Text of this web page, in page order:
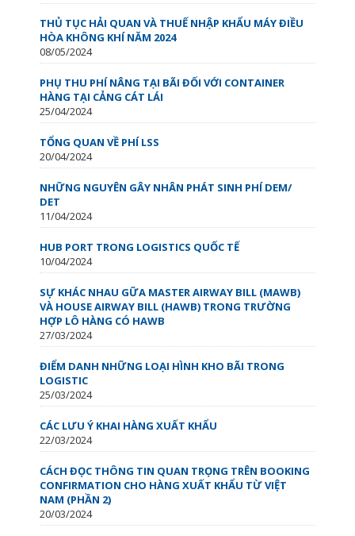
THỦ TỤC HẢI QUAN VÀ THUẾ NHẬP KHẨU MÁY ĐIỀU
HÒA KHÔNG KHÍ NĂM 2024
08/05/2024
PHỤ THU PHÍ NÂNG TẠI BÃI ĐỐI VỚI CONTAINER
HÀNG TẠI CẢNG CÁT LÁI
25/04/2024
TỔNG QUAN VỀ PHÍ LSS
20/04/2024
NHỮNG NGUYÊN GÂY NHÂN PHÁT SINH PHÍ DEM/
DET
11/04/2024
HUB PORT TRONG LOGISTICS QUỐC TẾ
10/04/2024
SỰ KHÁC NHAU GỮA MASTER AIRWAY BILL (MAWB)
VÀ HOUSE AIRWAY BILL (HAWB) TRONG TRƯỜNG
HỢP LÔ HÀNG CÓ HAWB
27/03/2024
ĐIỂM DANH NHỮNG LOẠI HÌNH KHO BÃI TRONG
LOGISTIC
25/03/2024
CÁC LƯU Ý KHAI HÀNG XUẤT KHẨU
22/03/2024
CÁCH ĐỌC THÔNG TIN QUAN TRỌNG TRÊN BOOKING
CONFIRMATION CHO HÀNG XUẤT KHẨU TỪ VIỆT
NAM (PHẦN 2)
20/03/2024